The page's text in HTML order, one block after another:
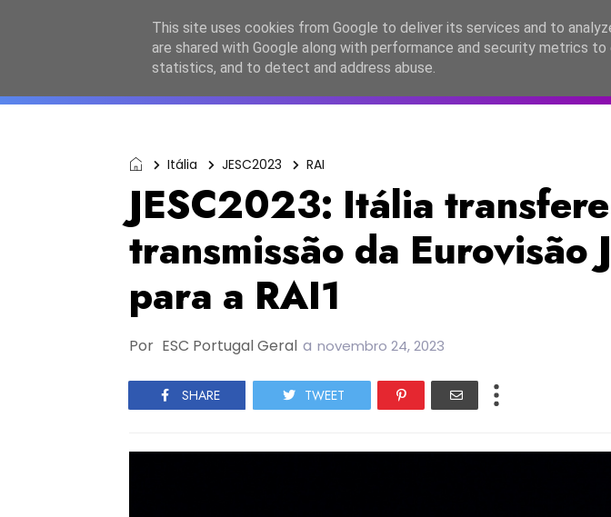
ESC2027 JESC2026 FC2026 EASC2026
Itália JESC2023 RAI
JESC2023: Itália transfere
transmissão da Eurovisão
para a RAI1
Por ESC Portugal Geral a novembro 24, 2023
SHARE TWEET
This site uses cookies from Google to deliver its services and to
are shared with Google along with performance and security metrics
statistics, and to detect and address abuse.